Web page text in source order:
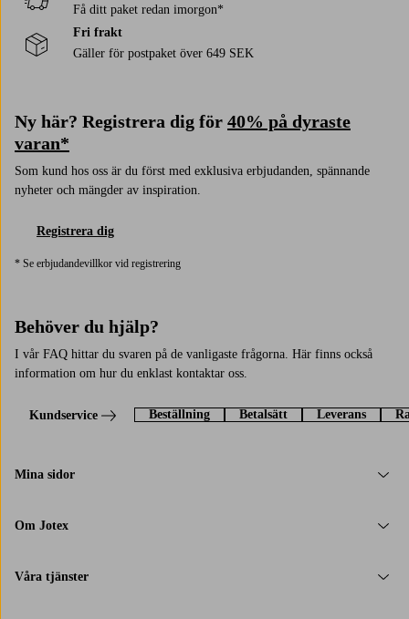
Få ditt paket redan imorgon*
Fri frakt
Gäller för postpaket över 649 SEK
Ny här? Registrera dig för 40% på dyraste
varan*
Som kund hos oss är du först med exklusiva erbjudanden, spännande
nyheter och mängder av inspiration.
Registrera dig
* Se erbjudandevillkor vid registrering
Behöver du hjälp?
I vår FAQ hittar du svaren på de vanligaste frågorna. Här finns också
information om hur du enklast kontaktar oss.
Kundservice Beställning Betalsätt Leverans
Mina sidor
Om Jotex
Våra tjänster